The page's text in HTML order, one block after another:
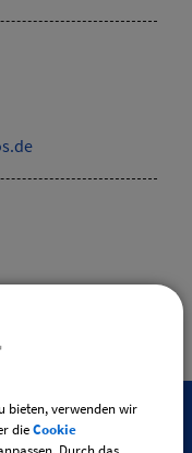
bieten, verwenden wir
dieCookie